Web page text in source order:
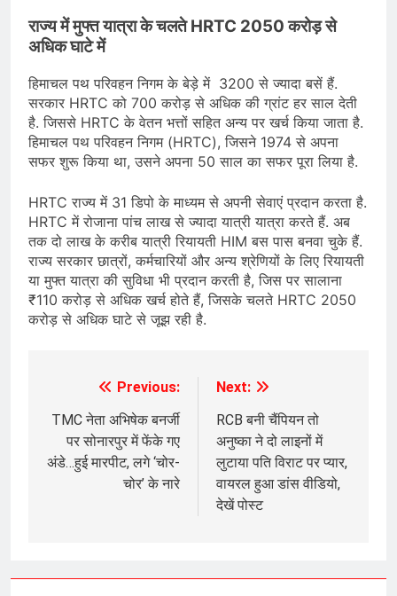
राज्य में मुफ्त यात्रा के चलते HRTC 2050 करोड़ से
अधिक घाटे में
हिमाचल पथ परिवहन निगम के बेड़े में 3200 से ज्यादा बसें हैं.
सरकार HRTC को 700 करोड़ से अधिक की ग्रांट हर साल देती
है. जिससे HRTC के वेतन भत्तों सहित अन्य पर खर्च किया जाता है.
हिमाचल पथ परिवहन निगम (HRTC), जिसने 1974 से अपना
सफर शुरू किया था, उसने अपना 50 साल का सफर पूरा लिया है.
HRTC राज्य में 31 डिपो के माध्यम से अपनी सेवाएं प्रदान करता है.
HRTC में रोजाना पांच लाख से ज्यादा यात्री यात्रा करते हैं. अब
तक दो लाख के करीब यात्री रियायती HIM बस पास बनवा चुके हैं.
राज्य सरकार छात्रों, कर्मचारियों और अन्य श्रेणियों के लिए रियायती
या मुफ्त यात्रा की सुविधा भी प्रदान करती है, जिस पर सालाना
₹110 करोड़ से अधिक खर्च होते हैं, जिसके चलते HRTC 2050
करोड़ से अधिक घाटे से जूझ रही है.
navigation
Previous:
TMC नेता अभिषेक बनर्जी
पर सोनारपुर में फेंके गए
अंडे…हुई मारपीट, लगे ‘चोर-
चोर’ के नारे
Next:
RCB बनी चैंपियन तो
अनुष्का ने दो लाइनों में
लुटाया पति विराट पर प्यार,
वायरल हुआ डांस वीडियो,
देखें पोस्ट